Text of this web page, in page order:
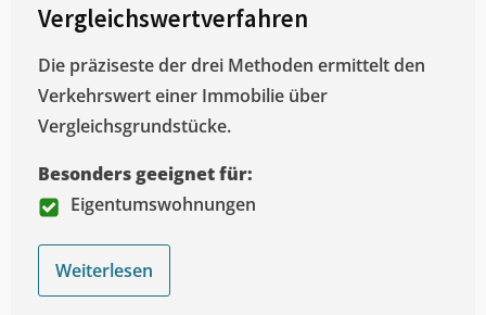
Vergleichswertverfahren
Die präziseste der drei Methoden ermittelt den
Verkehrswert einer Immobilie über
Vergleichsgrundstücke.
Besonders geeignet für:
Eigentumswohnungen
Weiterlesen